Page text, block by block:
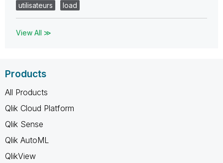
utilisateurs
load
View All ≫
Products
All Products
Qlik Cloud Platform
Qlik Sense
Qlik AutoML
QlikView